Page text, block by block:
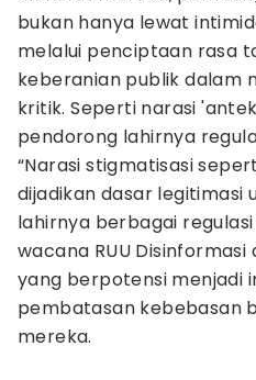
bukan hanya lewat
melalui penciptaan rasa
keberanian publik dalam
kritik. Seperti narasi
pendorong lahirnya
“Narasi stigmatisasi
dijadikan dasar legitimasi
lahirnya berbagai
wacana RUU
yang berpotensi menjadi
pembatasan kebebasan
mereka.